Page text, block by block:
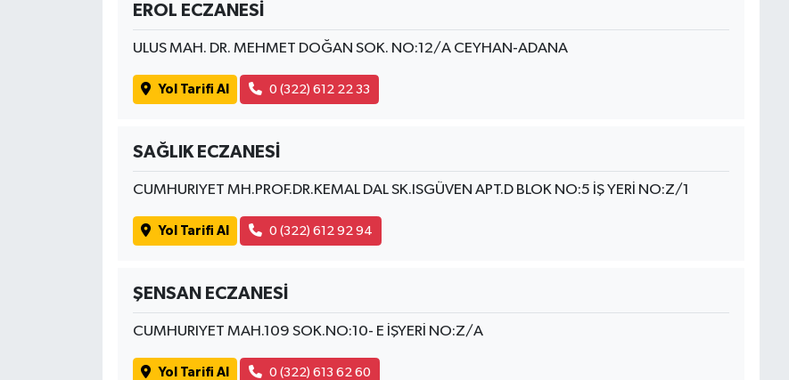
EROL ECZANESİ
ULUS MAH. DR. MEHMET DOĞAN SOK. NO:12/A CEYHAN-ADANA
Yol Tarifi Al 0 (322) 612 22 33
SAĞLIK ECZANESİ
CUMHURIYET MH.PROF.DR.KEMAL DAL SK.ISGÜVEN APT.D BLOK NO:5 İŞ YERİ NO:Z/1
Yol Tarifi Al 0 (322) 612 92 94
ŞENSAN ECZANESİ
CUMHURIYET MAH.109 SOK.NO:10- E İŞYERİ NO:Z/A
Yol Tarifi Al 0 (322) 613 62 60